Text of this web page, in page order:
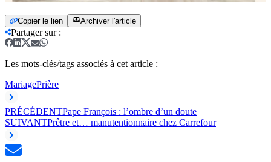
Copier le lien Archiver l'article
Partager sur:
Les mots-clés/tags associés à cet article :
MariagePrière
PRÉCÉDENTPape François : l’ombre d’un doute
SUIVANTPrêtre et… manutentionnaire chez Carrefour